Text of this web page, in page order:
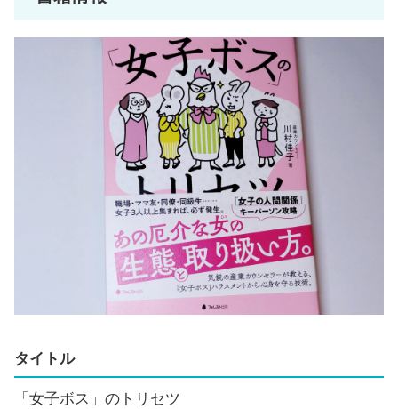
タイトル
「女子ボス」のトリセツ